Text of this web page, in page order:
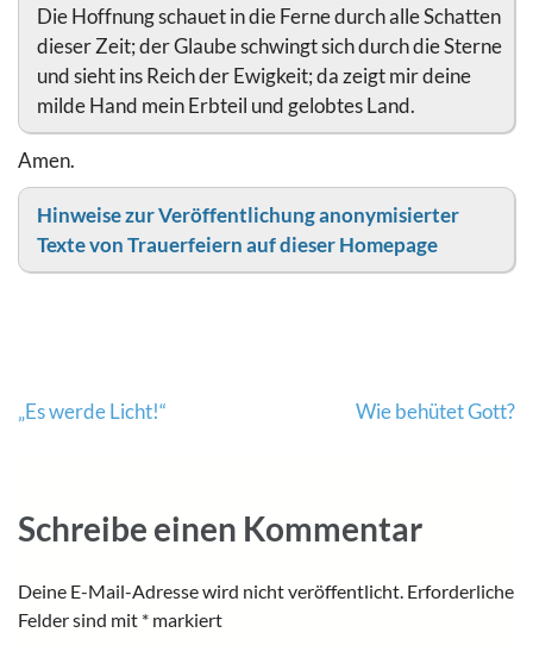
Die Hoffnung schauet in die Ferne durch alle Schatten
dieser Zeit; der Glaube schwingt sich durch die Sterne
und sieht ins Reich der Ewigkeit; da zeigt mir deine
milde Hand mein Erbteil und gelobtes Land.
Amen.
Hinweise zur Veröffentlichung anonymisierter
Texte von Trauerfeiern auf dieser Homepage
Beitragsnavigation
„Es werde Licht!“ Wie behütet Gott?
Schreibe einen Kommentar
Deine E-Mail-Adresse wird nicht veröffentlicht. Erforderliche
Felder sind mit * markiert